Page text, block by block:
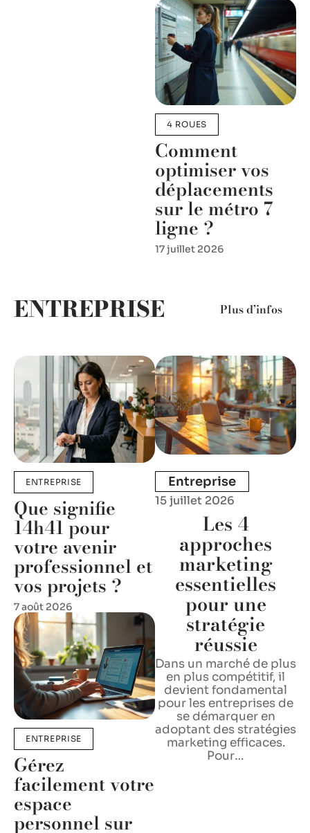
4 ROUES
Comment
optimiser vos
déplacements
sur le métro 7
ligne ?
17 juillet 2026
ENTREPRISE Plus d’infos
ENTREPRISE
Que signifie
14h41 pour
votre avenir
professionnel et
vos projets ?
7 août 2026
ENTREPRISE
Gérez
facilement votre
espace
personnel sur
Entreprise
15 juillet 2026
Les 4
approches
marketing
essentielles
pour une
stratégie
réussie
Dans un marché de plus
en plus compétitif, il
devient fondamental
pour les entreprises de
se démarquer en
adoptant des stratégies
marketing efficaces.
Pour…